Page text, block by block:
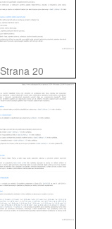
Strana 20